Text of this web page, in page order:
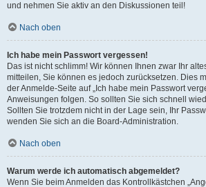
und nehmen Sie aktiv an den Diskussionen teil!
Nach oben
Ich habe mein Passwort vergessen!
Das ist nicht schlimm! Wir können Ihnen zwar Ihr
mitteilen, Sie können es jedoch zurücksetzen. Dies
der Anmelde-Seite auf „Ich habe mein Passwort
Anweisungen folgen. So sollten Sie sich schnell
Sollten Sie trotzdem nicht in der Lage sein, Ihr
wenden Sie sich an die Board-Administration.
Nach oben
Warum werde ich automatisch abgemeldet?
Wenn Sie beim Anmelden das Kontrollkästchen